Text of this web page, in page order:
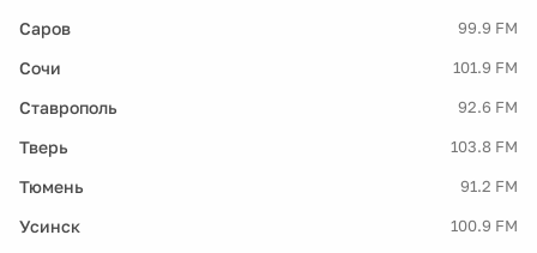
Саров 99.9 FM
Сочи 101.9 FM
Ставрополь 92.6 FM
Тверь 103.8 FM
Тюмень 91.2 FM
Усинск 100.9 FM